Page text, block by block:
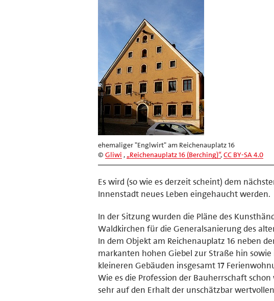
ehemaliger "Englwirt" am Reichenauplatz 16
© Gliwi , „Reichenauplatz 16 (Berching)“,CC BY-SA 4.0
Es wird (so wie es derzeit scheint) dem
Innenstadt neues Leben eingehaucht werden.
In der Sitzung wurden die Pläne des
Waldkirchen für die Generalsanierung des
In dem Objekt am Reichenauplatz 16 neben
markanten hohen Giebel zur Straße hin
kleineren Gebäuden insgesamt 17
Wie es die Profession der Bauherrschaft
sehr auf den Erhalt der unschätzbar